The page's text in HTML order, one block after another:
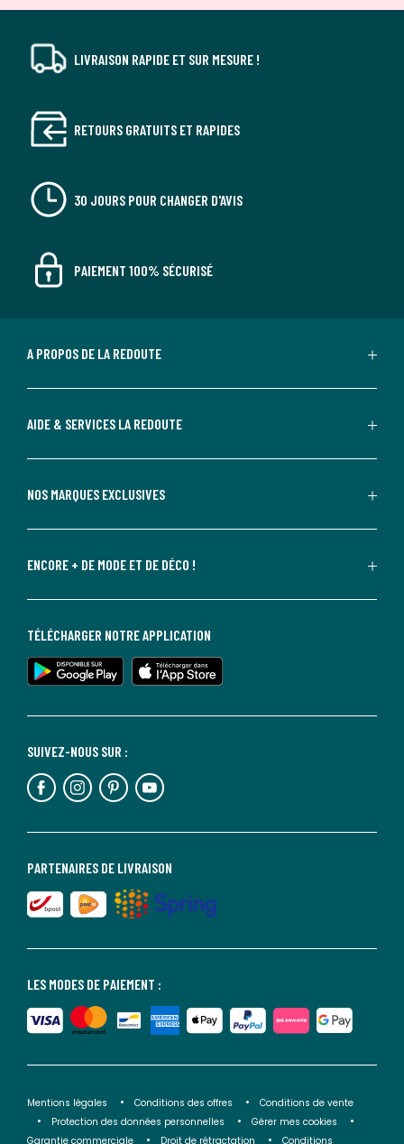
LIVRAISON RAPIDE ET SUR MESURE !
RETOURS GRATUITS ET RAPIDES
30 JOURS POUR CHANGER D'AVIS
PAIEMENT 100% SÉCURISÉ
A PROPOS DE LA REDOUTE
AIDE & SERVICES LA REDOUTE
NOS MARQUES EXCLUSIVES
ENCORE + DE MODE ET DE DÉCO !
LES MODES DE PAIEMENT :
PARTENAIRES DE LIVRAISON
SUIVEZ-NOUS SUR :
TÉLÉCHARGER NOTRE APPLICATION
Mentions légales Conditions des offres
Conditions de vente
Protection des données personnelles
Gérer mes cookies
Garantie commerciale
Droit de rétractation Conditions